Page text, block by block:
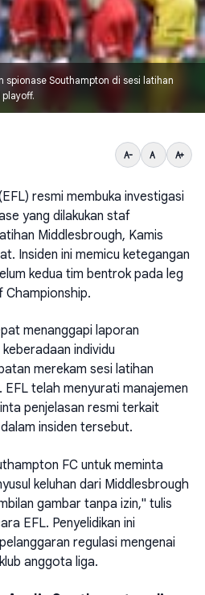
spionase Southampton di sesi latihan
resmi membuka investigasi
yang dilakukan staf
Middlesbrough, Kamis
Insiden ini memicu ketegangan
kedua tim bentrok pada leg
menanggapi laporan
individu
merekam sesi latihan
telah menyurati manajemen
penjelasan resmi terkait
insiden tersebut.
FC untuk meminta
keluhan dari Middlesbrough
gambar tanpa izin," tulis
EFL. Penyelidikan ini
regulasi mengenai
anggota liga.